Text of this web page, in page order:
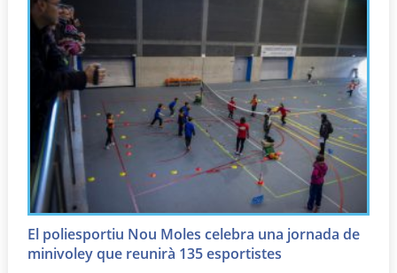
El poliesportiu Nou Moles celebra una jornada de
minivoley que reunirà 135 esportistes